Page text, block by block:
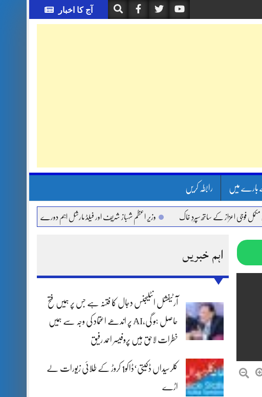
آج کا اخبار
بارے میں رابطہ کریں
اعزاز کے ساتھ سپردِ خاک وزیر اعظم شہباز شریف اور فیلڈ مارشل اہم دورے پر سعودی عرب روانہ
اہم خبریں
آرٹیفشل انٹلیجنس دجال کا فتنہ ہے جس پر ہمیں فتح
حاصل ہو گی،AI پر اندھے اعتماد کی وجہ سے ہمیں
خطرات لاحق ہیں پروفیسر احمد رفیق
کلرسیداں ڈکیتی‘ڈاکو1 کروڑ کے طلائی زیورات لے
اڑے